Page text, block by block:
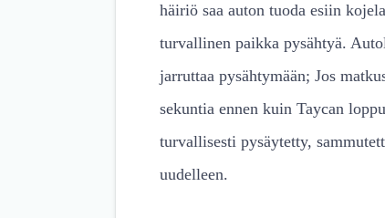
häiriö saa auton tuoda esiin
turvallinen paikka pysähtyä.
jarruttaa pysähtymään; Jos
sekuntia ennen kuin Taycan
turvallisesti pysäytetty,
uudelleen.